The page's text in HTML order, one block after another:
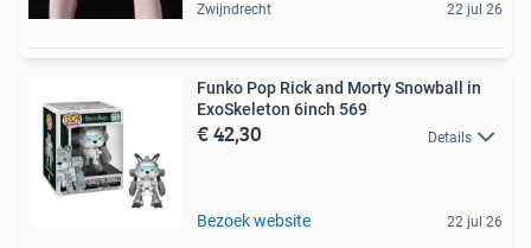
Zwijndrecht 22 jul 26
Funko Pop Rick and Morty Snowball in
ExoSkeleton 6inch 569
€ 42,30 Details
Bezoek website 22 jul 26